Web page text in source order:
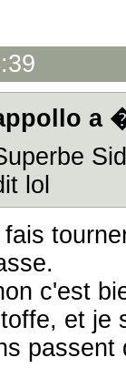
a
lol
fais
c'est
et je
passent